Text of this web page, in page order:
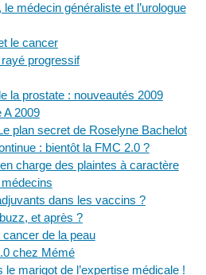
médecin généraliste et l’urologue
le cancer
progressif
la prostate : nouveautés 2009
A 2009
plan secret de Roselyne Bachelot
: bientôt la FMC 2.0 ?
charge des plaintes à caractère
dans les vaccins ?
et après ?
de la peau
chez Mémé
marigot de l’expertise médicale !